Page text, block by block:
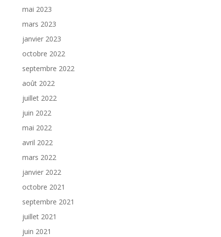
mai 2023
mars 2023
janvier 2023
octobre 2022
septembre 2022
août 2022
juillet 2022
juin 2022
mai 2022
avril 2022
mars 2022
janvier 2022
octobre 2021
septembre 2021
juillet 2021
juin 2021